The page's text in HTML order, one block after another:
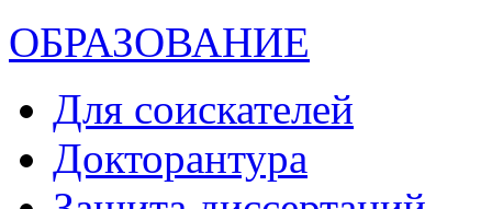
ОБРАЗОВАНИЕ
Для соискателей
Докторантура